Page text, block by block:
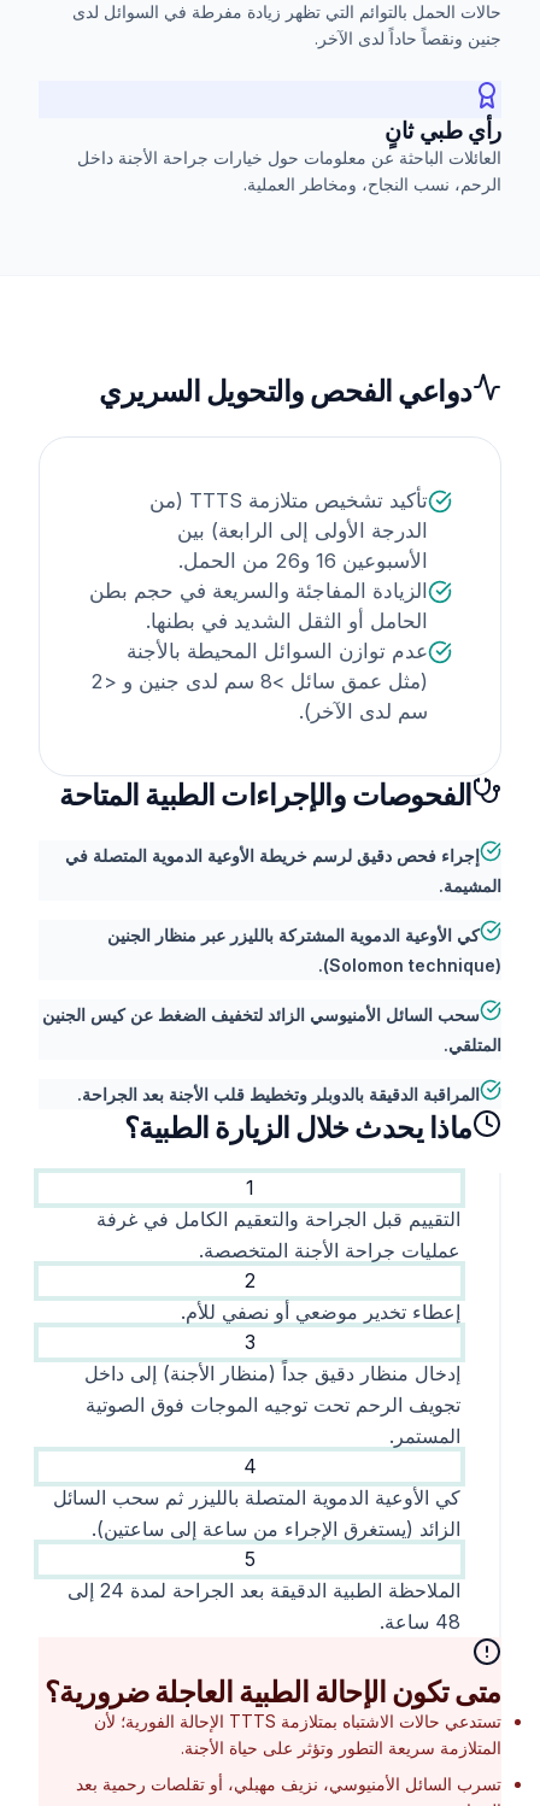
حالات الحمل بالتوائم التي تظهر زيادة مفرطة في السوائل لدى
جنين ونقصاً حاداً لدى الآخر.
رأي طبي ثانٍ
العائلات الباحثة عن معلومات حول خيارات جراحة الأجنة داخل
الرحم، نسب النجاح، ومخاطر العملية.
دواعي الفحص والتحويل السريري
تأكيد تشخيص متلازمة TTTS (من
الدرجة الأولى إلى الرابعة) بين
الأسبوعين 16 و26 من الحمل.
الزيادة المفاجئة والسريعة في حجم بطن
الحامل أو الثقل الشديد في بطنها.
عدم توازن السوائل المحيطة بالأجنة
(مثل عمق سائل >8 سم لدى جنين و <2
سم لدى الآخر).
الفحوصات والإجراءات الطبية المتاحة
إجراء فحص دقيق لرسم خريطة الأوعية الدموية المتصلة في
المشيمة.
كي الأوعية الدموية المشتركة بالليزر عبر منظار الجنين
(Solomon technique).
سحب السائل الأمنيوسي الزائد لتخفيف الضغط عن كيس الجنين
المتلقي.
المراقبة الدقيقة بالدوبلر وتخطيط قلب الأجنة بعد الجراحة.
ماذا يحدث خلال الزيارة الطبية؟
1
التقييم قبل الجراحة والتعقيم الكامل في غرفة
عمليات جراحة الأجنة المتخصصة.
2
إعطاء تخدير موضعي أو نصفي للأم.
3
إدخال منظار دقيق جداً (منظار الأجنة) إلى داخل
تجويف الرحم تحت توجيه الموجات فوق الصوتية
المستمر.
4
كي الأوعية الدموية المتصلة بالليزر ثم سحب السائل
الزائد (يستغرق الإجراء من ساعة إلى ساعتين).
5
الملاحظة الطبية الدقيقة بعد الجراحة لمدة 24 إلى
48 ساعة.
متى تكون الإحالة الطبية العاجلة ضرورية؟
تستدعي حالات الاشتباه بمتلازمة TTTS الإحالة الفورية؛ لأن
المتلازمة سريعة التطور وتؤثر على حياة الأجنة.
تسرب السائل الأمنيوسي، نزيف مهبلي، أو تقلصات رحمية بعد